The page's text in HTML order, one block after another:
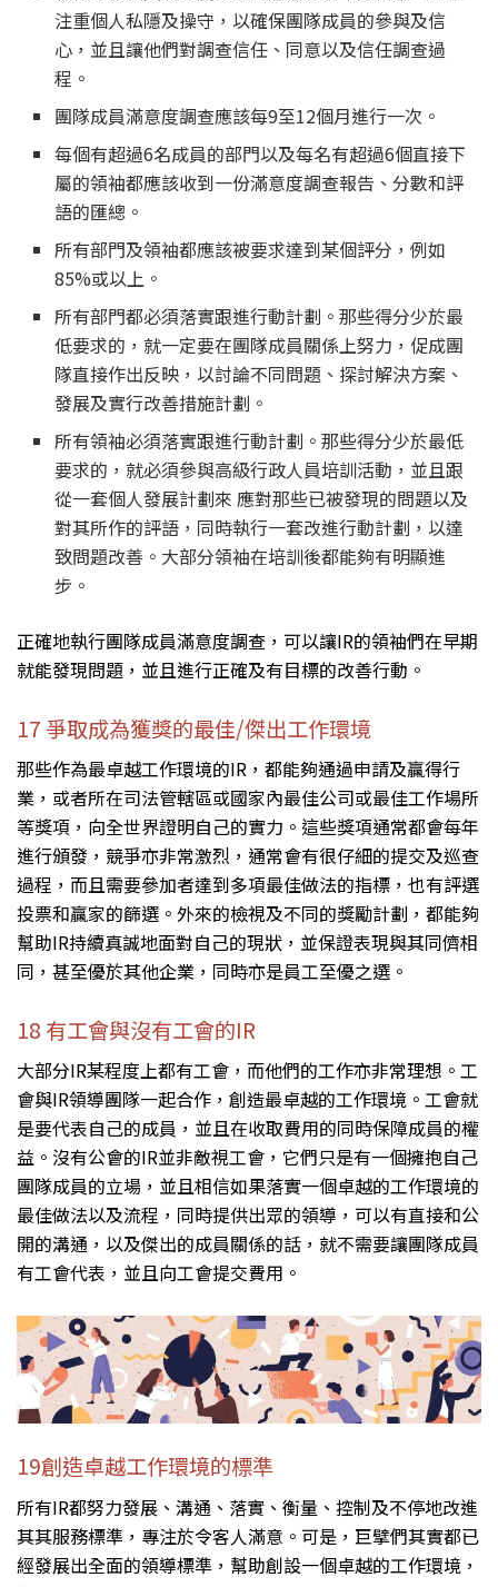
注重個人私隱及操守，以確保團隊成員的參與及信
心，並且讓他們對調查信任、同意以及信任調查過
程。
團隊成員滿意度調查應該每9至12個月進行一次。
每個有超過6名成員的部門以及每名有超過6個直接下
屬的領袖都應該收到一份滿意度調查報告、分數和評
語的匯總。
所有部門及領袖都應該被要求達到某個評分，例如
85%或以上。
所有部門都必須落實跟進行動計劃。那些得分少於最
低要求的，就一定要在團隊成員關係上努力，促成團
隊直接作出反映，以討論不同問題、探討解決方案、
發展及實行改善措施計劃。
所有領袖必須落實跟進行動計劃。那些得分少於最低
要求的，就必須參與高級行政人員培訓活動，並且跟
從一套個人發展計劃來 應對那些已被發現的問題以及
對其所作的評語，同時執行一套改進行動計劃，以達
致問題改善。大部分領袖在培訓後都能夠有明顯進
步。
正確地執行團隊成員滿意度調查，可以讓IR的領袖們在早期
就能發現問題，並且進行正確及有目標的改善行動。
17 爭取成為獲獎的最佳/傑出工作環境
那些作為最卓越工作環境的IR，都能夠通過申請及贏得行
業，或者所在司法管轄區或國家內最佳公司或最佳工作場所
等獎項，向全世界證明自己的實力。這些獎項通常都會每年
進行頒發，競爭亦非常激烈，通常會有很仔細的提交及巡查
過程，而且需要參加者達到多項最佳做法的指標，也有評選
投票和贏家的篩選。外來的檢視及不同的獎勵計劃，都能夠
幫助IR持續真誠地面對自己的現狀，並保證表現與其同儕相
同，甚至優於其他企業，同時亦是員工至優之選。
18 有工會與沒有工會的IR
大部分IR某程度上都有工會，而他們的工作亦非常理想。工
會與IR領導團隊一起合作，創造最卓越的工作環境。工會就
是要代表自己的成員，並且在收取費用的同時保障成員的權
益。沒有公會的IR並非敵視工會，它們只是有一個擁抱自己
團隊成員的立場，並且相信如果落實一個卓越的工作環境的
最佳做法以及流程，同時提供出眾的領導，可以有直接和公
開的溝通，以及傑出的成員關係的話，就不需要讓團隊成員
有工會代表，並且向工會提交費用。
19創造卓越工作環境的標準
所有IR都努力發展、溝通、落實、衡量、控制及不停地改進
其其服務標準，專注於令客人滿意。可是，巨擘們其實都已
經發展出全面的領導標準，幫助創設一個卓越的工作環境，